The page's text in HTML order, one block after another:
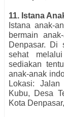
11. Istana
Istana anak-
bermain
Denpasar. Di
sehat
sediakan
anak-anak
Lokasi:
Kubu, Desa
Kota